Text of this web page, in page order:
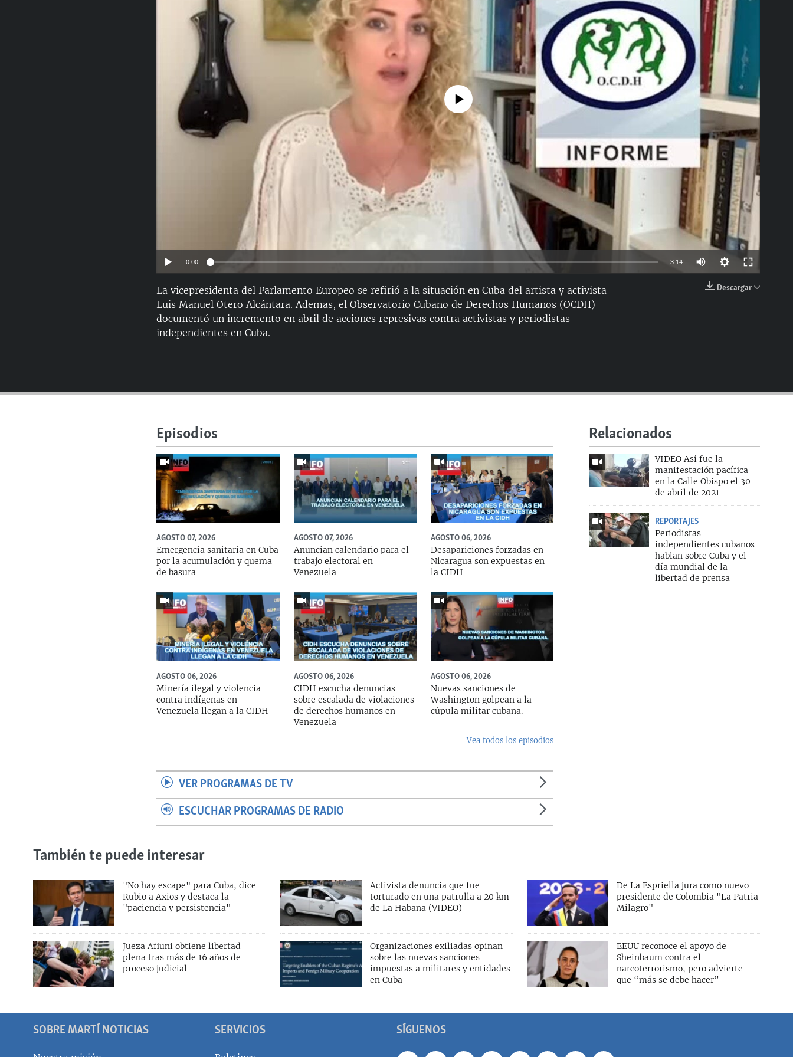
360p
404p
No media source currently available
0:00 3:14
144p
Descargar
La vicepresidenta del Parlamento Europeo se refirió a la situación en Cuba del artista y activista
Luis Manuel Otero Alcántara. Ademas, el Observatorio Cubano de Derechos Humanos (OCDH)
documentó un incremento en abril de acciones represivas contra activistas y periodistas
independientes en Cuba.
Relacionados
VIDEO Así fue la
manifestación pacífica
en la Calle Obispo el 30
de abril de 2021
REPORTAJES
Periodistas
independientes cubanos
hablan sobre Cuba y el
día mundial de la
libertad de prensa
Episodios
AGOSTO 07, 2026
Emergencia sanitaria en Cuba
por la acumulación y quema
de basura
AGOSTO 07, 2026
Anuncian calendario para el
trabajo electoral en
Venezuela
AGOSTO 06, 2026
Desapariciones forzadas en
Nicaragua son expuestas en
la CIDH
AGOSTO 06, 2026
Minería ilegal y violencia
contra indígenas en
Venezuela llegan a la CIDH
AGOSTO 06, 2026
CIDH escucha denuncias
sobre escalada de violaciones
de derechos humanos en
Venezuela
AGOSTO 06, 2026
Nuevas sanciones de
Washington golpean a la
cúpula militar cubana.
Vea todos los episodios
VER PROGRAMAS DE TV
ESCUCHAR PROGRAMAS DE RADIO
También te puede interesar
"No hay escape" para Cuba, dice
Rubio a Axios y destaca la
"paciencia y persistencia"
Activista denuncia que fue
torturado en una patrulla a 20 km
de La Habana (VIDEO)
De La Espriella jura como nuevo
presidente de Colombia "La Patria
Milagro"
Jueza Afiuni obtiene libertad
plena tras más de 16 años de
proceso judicial
Organizaciones exiliadas opinan
sobre las nuevas sanciones
impuestas a militares y entidades
en Cuba
EEUU reconoce el apoyo de
Sheinbaum contra el
narcoterrorismo, pero advierte
que “más se debe hacer”
SÍGUENOS
SOBRE MARTÍ NOTICIAS SERVICIOS